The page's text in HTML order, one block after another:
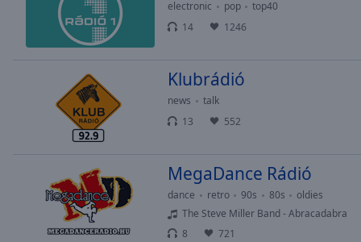
Descriptions
selected
settings,
opens
subtitles
settings
electronic pop
top40
14
1246
Klubrádió
news
talk
13
552
MegaDance Rádió
dance retro 90s 80s
oldies
The Steve Miller Band - Abracadabra
8
721